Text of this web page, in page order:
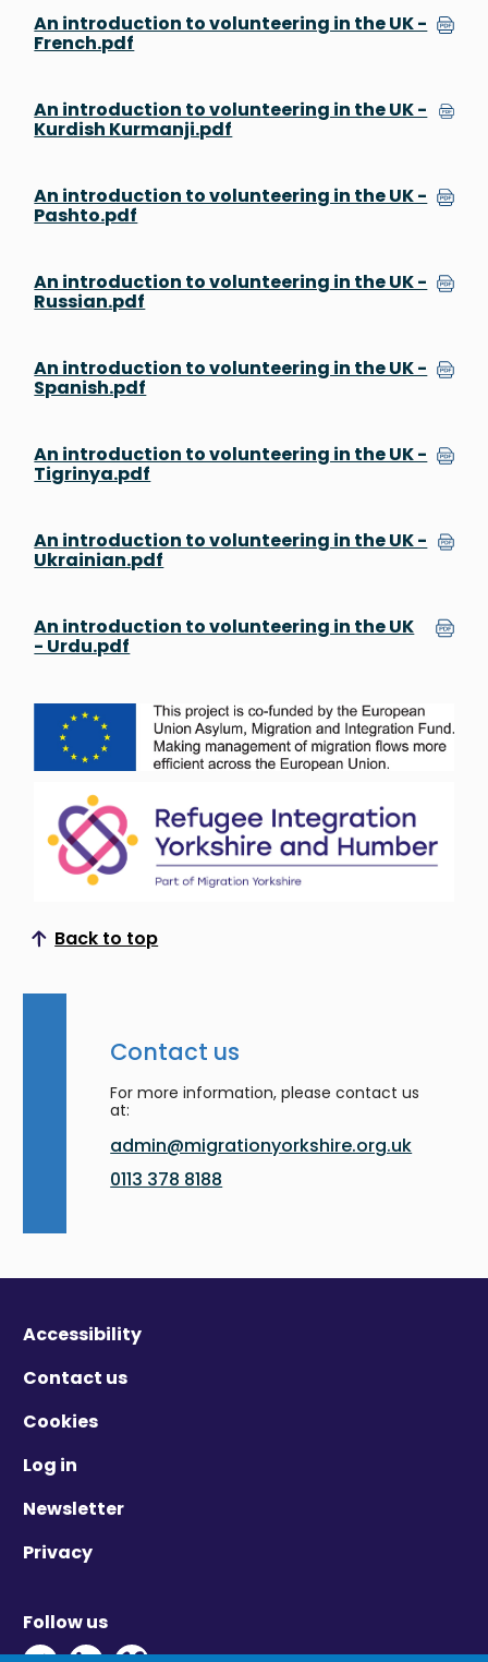
An introduction to volunteering in the UK -
French.pdf
An introduction to volunteering in the UK -
Kurdish Kurmanji.pdf
An introduction to volunteering in the UK -
Pashto.pdf
An introduction to volunteering in the UK -
Russian.pdf
An introduction to volunteering in the UK -
Spanish.pdf
An introduction to volunteering in the UK -
Tigrinya.pdf
An introduction to volunteering in the UK -
Ukrainian.pdf
An introduction to volunteering in the UK
- Urdu.pdf
Back to top
Scroll to top
Contact us
For more information, please contact us
at:
admin@migrationyorkshire.org.uk
0113 378 8188
Accessibility
Contact us
Cookies
Log in
Newsletter
Privacy
Follow us
Twitter - Opens in new window
Linkedin - Opens in new window
Vimeo - Opens in new window